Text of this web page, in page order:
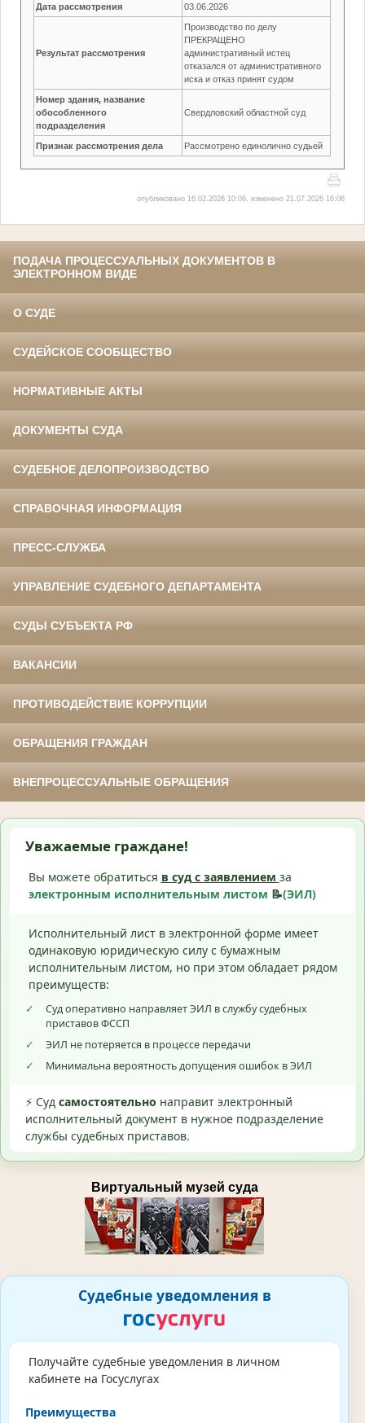
Дата рассмотрения 03.06.2026
Результат рассмотрения
Производство по делу
ПРЕКРАЩЕНО
административный истец
отказался от административного
иска и отказ принят судом
Номер здания, название
обособленного
подразделения
Свердловский областной суд
Признак рассмотрения дела Рассмотрено единолично судьей
опубликовано 16.02.2026 10:08, изменено 21.07.2026 16:06
ПОДАЧА ПРОЦЕССУАЛЬНЫХ ДОКУМЕНТОВ В
ЭЛЕКТРОННОМ ВИДЕ
О СУДЕ
СУДЕЙСКОЕ СООБЩЕСТВО
НОРМАТИВНЫЕ АКТЫ
ДОКУМЕНТЫ СУДА
СУДЕБНОЕ ДЕЛОПРОИЗВОДСТВО
СПРАВОЧНАЯ ИНФОРМАЦИЯ
ПРЕСС-СЛУЖБА
УПРАВЛЕНИЕ СУДЕБНОГО ДЕПАРТАМЕНТА
СУДЫ СУБЪЕКТА РФ
ВАКАНСИИ
ПРОТИВОДЕЙСТВИЕ КОРРУПЦИИ
ОБРАЩЕНИЯ ГРАЖДАН
ВНЕПРОЦЕССУАЛЬНЫЕ ОБРАЩЕНИЯ
Уважаемые граждане!
Вы можете обратиться в суд с заявлением за
электронным исполнительным листом 📝(ЭИЛ)
Исполнительный лист в электронной форме имеет
одинаковую юридическую силу с бумажным
исполнительным листом, но при этом обладает рядом
преимуществ:
✓
Суд оперативно направляет ЭИЛ в службу судебных
приставов ФССП
✓
ЭИЛ не потеряется в процессе передачи
✓
Минимальна вероятность допущения ошибок в ЭИЛ
⚡ Суд самостоятельно направит электронный
исполнительный документ в нужное подразделение
службы судебных приставов.
Виртуальный музей суда
Судебные уведомления в
Получайте судебные уведомления в личном
кабинете на Госуслугах
Преимущества